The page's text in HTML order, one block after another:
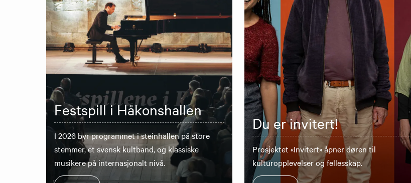
Festspill i Håkonshallen
I 2026 byr programmet i steinhallen på store
stemmer, et svensk kultband, og klassiske
musikere på internasjonalt nivå.
Du er invitert!
Prosjektet «Invitert» åpner døren til
kulturopplevelser og fellesskap.